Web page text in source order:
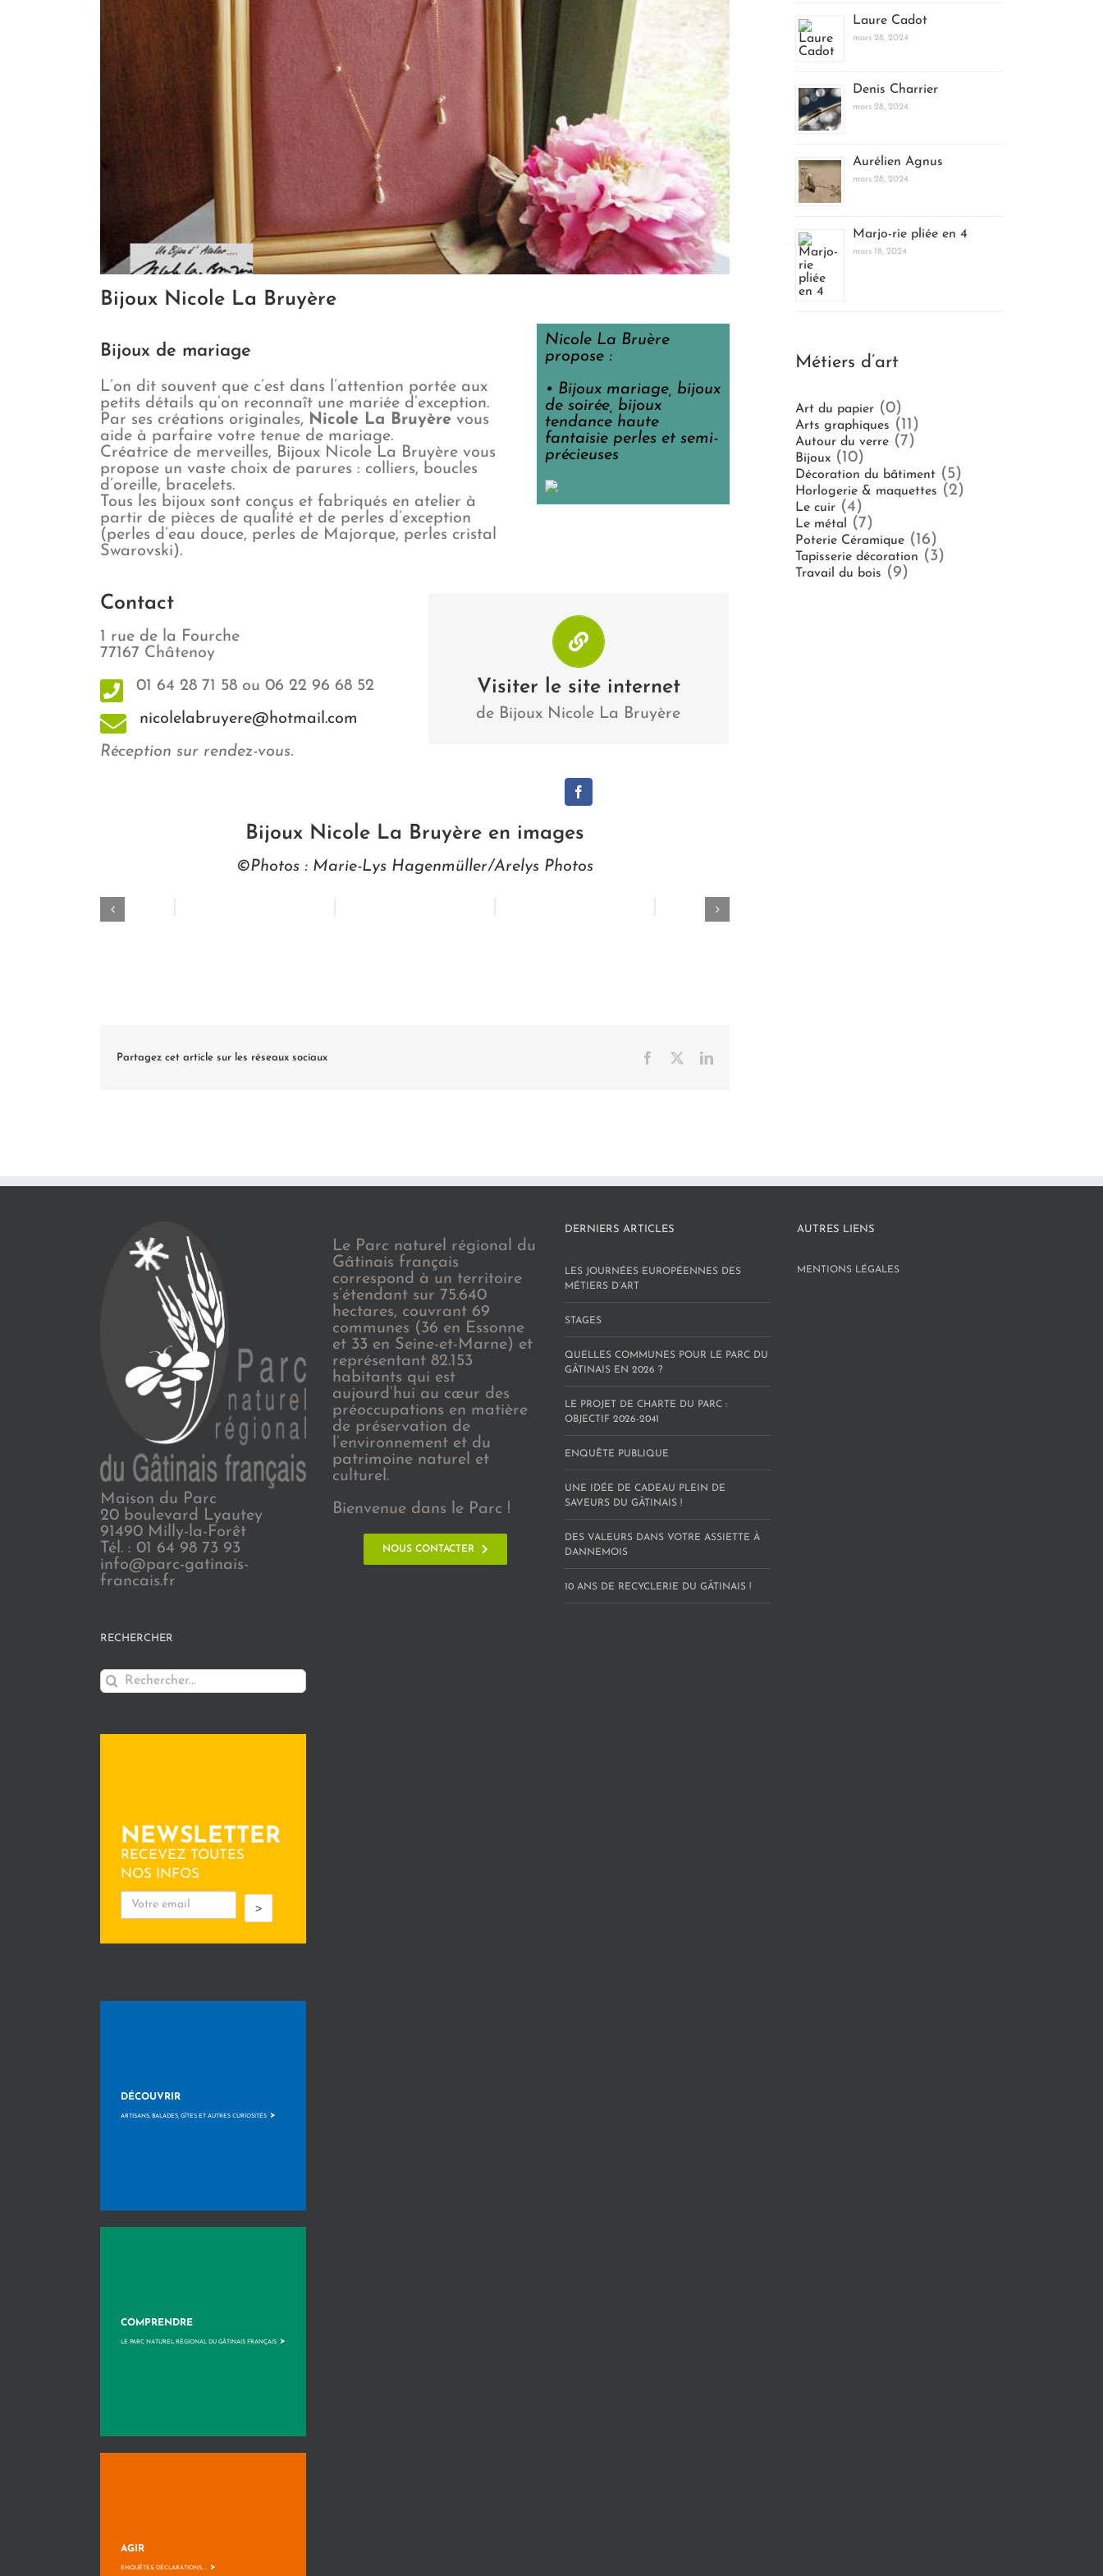
Bijoux Nicole La Bruyère
Bijoux de mariage
L’on dit souvent que c’est dans l’attention portée aux
petits détails qu’on reconnaît une mariée d’exception.
Par ses créations originales, Nicole La Bruyère vous
aide à parfaire votre tenue de mariage.
Créatrice de merveilles, Bijoux Nicole La Bruyère vous
propose un vaste choix de parures : colliers, boucles
d’oreille, bracelets.
Tous les bijoux sont conçus et fabriqués en atelier à
partir de pièces de qualité et de perles d’exception
(perles d’eau douce, perles de Majorque, perles cristal
Swarovski).
Nicole La Bruère
propose :
• Bijoux mariage, bijoux
de soirée, bijoux
tendance haute
fantaisie perles et semi-
précieuses
Contact
1 rue de la Fourche
77167 Châtenoy
01 64 28 71 58 ou 06 22 96 68 52
nicolelabruyere@hotmail.com
Réception sur rendez-vous.
Visiter le site internet
de Bijoux Nicole La Bruyère
Bijoux Nicole La Bruyère
Visiter
Bijoux Nicole La Bruyère en images
©Photos : Marie-Lys Hagenmüller/Arelys Photos
Partagez cet article sur les réseaux sociaux Facebook LinkedIn
Laure Cadot
mars 28, 2024
Denis Charrier
mars 28, 2024
Aurélien Agnus
mars 28, 2024
Marjo-rie pliée en 4
mars 18, 2024
Métiers d’art
Art du papier (0)
Arts graphiques (11)
Autour du verre (7)
Bijoux (10)
Décoration du bâtiment (5)
Horlogerie & maquettes (2)
Le cuir (4)
Le métal (7)
Poterie Céramique (16)
Tapisserie décoration (3)
Travail du bois (9)
Maison du Parc
20 boulevard Lyautey
91490 Milly-la-Forêt
Tél. : 01 64 98 73 93
info@parc-gatinais-
francais.fr
RECHERCHER
Rechercher:
NEWSLETTER
RECEVEZ TOUTES
NOS INFOS
>
DÉCOUVRIR
ARTISANS, BALADES, GÎTES ET AUTRES CURIOSITÉS >
COMPRENDRE
LE PARC NATUREL RÉGIONAL DU GÂTINAIS FRANÇAIS >
AGIR
ENQUÊTES, DÉCLARATIONS, ... >
Le Parc naturel régional du
Gâtinais français
correspond à un territoire
s’étendant sur 75.640
hectares, couvrant 69
communes (36 en Essonne
et 33 en Seine-et-Marne) et
représentant 82.153
habitants qui est
aujourd’hui au cœur des
préoccupations en matière
de préservation de
l’environnement et du
patrimoine naturel et
culturel.
Bienvenue dans le Parc !
NOUS CONTACTER
DERNIERS ARTICLES
LES JOURNÉES EUROPÉENNES DES
MÉTIERS D’ART
STAGES
QUELLES COMMUNES POUR LE PARC DU
GÂTINAIS EN 2026 ?
LE PROJET DE CHARTE DU PARC :
OBJECTIF 2026-2041
ENQUÊTE PUBLIQUE
UNE IDÉE DE CADEAU PLEIN DE
SAVEURS DU GÂTINAIS !
DES VALEURS DANS VOTRE ASSIETTE À
DANNEMOIS
10 ANS DE RECYCLERIE DU GÂTINAIS !
AUTRES LIENS
MENTIONS LÉGALES